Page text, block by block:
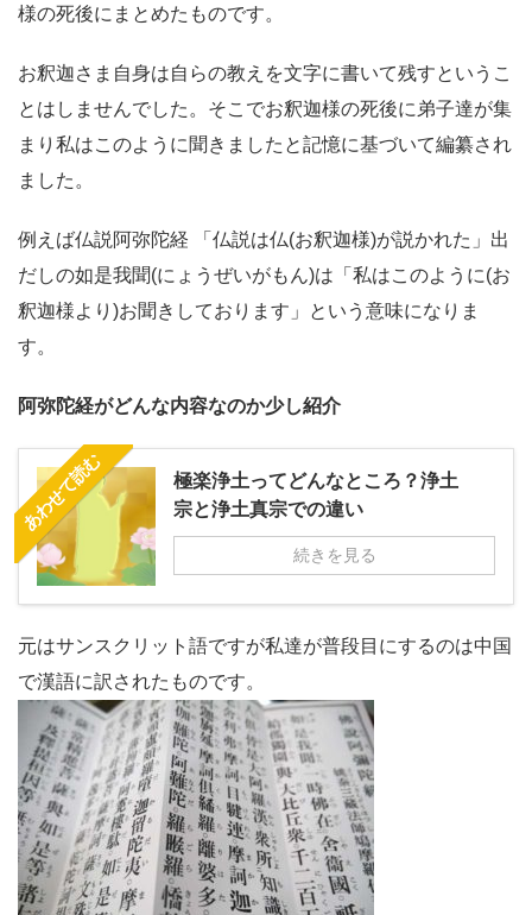
様の死後にまとめたものです。
お釈迦さま自身は自らの教えを文字に書いて残すというこ
とはしませんでした。そこでお釈迦様の死後に弟子達が集
まり私はこのように聞きましたと記憶に基づいて編纂され
ました。
例えば仏説阿弥陀経 「仏説は仏(お釈迦様)が説かれた」出
だしの如是我聞(にょうぜいがもん)は「私はこのように(お
釈迦様より)お聞きしております」という意味になりま
す。
阿弥陀経がどんな内容なのか少し紹介
あわせて読む
極楽浄土ってどんなところ？浄土
宗と浄土真宗での違い
続きを見る
元はサンスクリット語ですが私達が普段目にするのは中国
で漢語に訳されたものです。